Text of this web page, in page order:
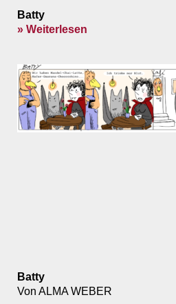
Batty
» Weiterlesen
Batty
Von ALMA WEBER